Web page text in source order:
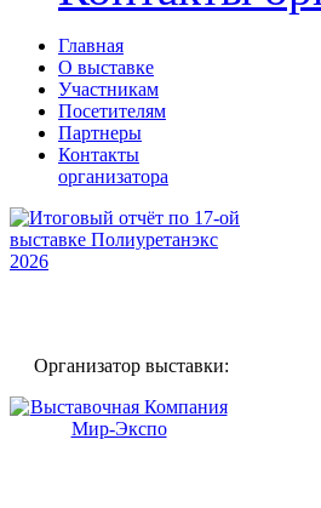
Главная
О выставке
Участникам
Посетителям
Партнеры
Контакты
организатора
Организатор выставки: